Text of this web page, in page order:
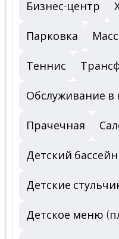
Бизнес-центр
Парковка
Теннис
Обслуживание в
Прачечная
Детский бассейн
Детские
Детское меню